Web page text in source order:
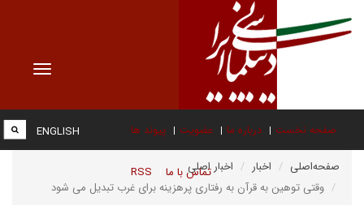
Toggle
صفحه نخست درباره ما عضویت پیوند ها
تماس با ما RSS
ENGLISH
صفحه‌اصلی اخبار
اخبار اصلی
وقتی توهین به قرآن به رفتاری پرهزینه برای غرب تبدیل می شود